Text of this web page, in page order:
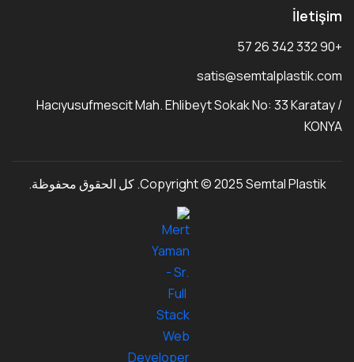
İletişim
+90 332 342 26 57
satis@semtalplastik.com
Hacıyusufmescit Mah. Ehlibeyt Sokak No: 33 Karatay /
KONYA
Copyright © 2025 Semtal Plastik. كل الحقوق محفوظة.